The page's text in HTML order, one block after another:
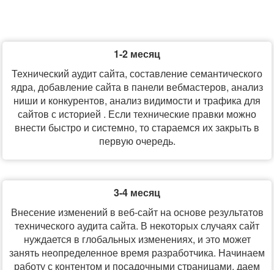
1-2 месяц
Технический аудит сайта, составление семантического
ядра, добавление сайта в панели вебмастеров, анализ
ниши и конкурентов, анализ видимости и трафика для
сайтов с историей . Если технические правки можно
внести быстро и системно, то стараемся их закрыть в
первую очередь.
3-4 месяц
Внесение изменений в веб-сайт на основе результатов
технического аудита сайта. В некоторых случаях сайт
нуждается в глобальных изменениях, и это может
занять неопределенное время разработчика. Начинаем
работу с контентом и посадочными страницами, даем